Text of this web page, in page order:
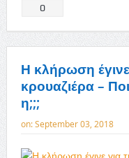
0
Η κλήρωση
κρουαζιέρα –
η;;;
on:September 03, 2018